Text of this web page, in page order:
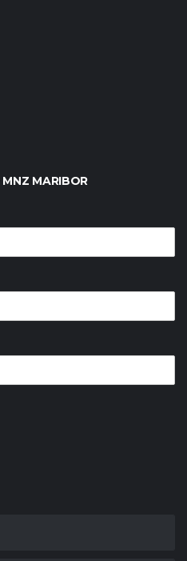
MNZ MARIBOR